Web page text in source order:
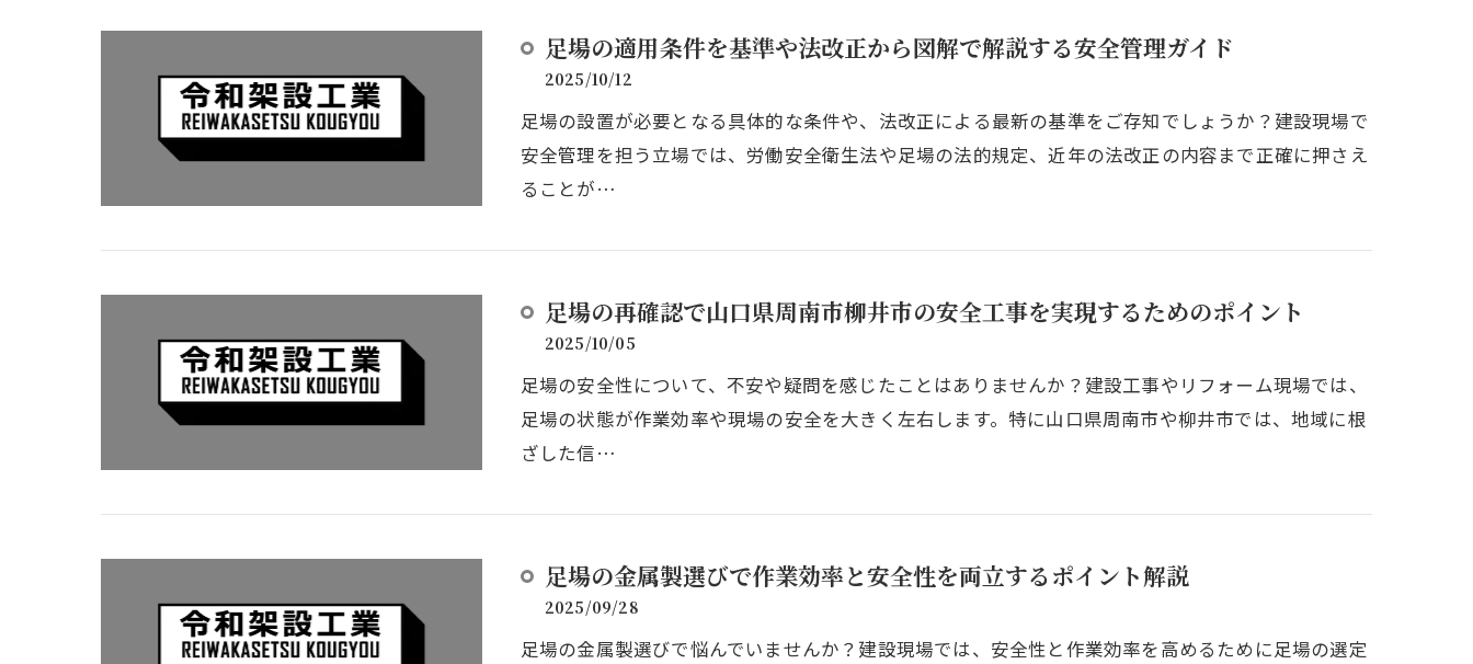
足場の適用条件を基準や法改正から図解で解説する安全管理ガイド
2025/10/12
足場の設置が必要となる具体的な条件や、法改正による最新の基準をご存知でしょうか？建設現場で
安全管理を担う立場では、労働安全衛生法や足場の法的規定、近年の法改正の内容まで正確に押さえ
ることが…
足場の再確認で山口県周南市柳井市の安全工事を実現するためのポイント
2025/10/05
足場の安全性について、不安や疑問を感じたことはありませんか？建設工事やリフォーム現場では、
足場の状態が作業効率や現場の安全を大きく左右します。特に山口県周南市や柳井市では、地域に根
ざした信…
足場の金属製選びで作業効率と安全性を両立するポイント解説
2025/09/28
足場の金属製選びで悩んでいませんか？建設現場では、安全性と作業効率を高めるために足場の選定